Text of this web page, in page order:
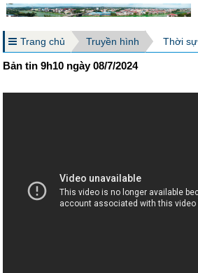
Trang chủ Truyền hình Thời sự
Bản tin 9h10 ngày 08/7/2024